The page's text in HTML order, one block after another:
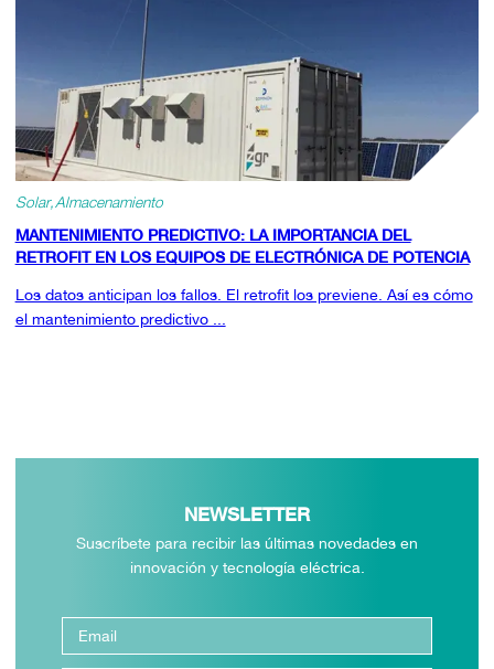
Solar Almacenamiento
MANTENIMIENTO PREDICTIVO: LA IMPORTANCIA DEL
RETROFIT EN LOS EQUIPOS DE ELECTRÓNICA DE POTENCIA
Los datos anticipan los fallos. El retrofit los previene. Así es cómo
el mantenimiento predictivo ...
NEWSLETTER
Suscríbete para recibir las últimas novedades en
innovación y tecnología eléctrica.